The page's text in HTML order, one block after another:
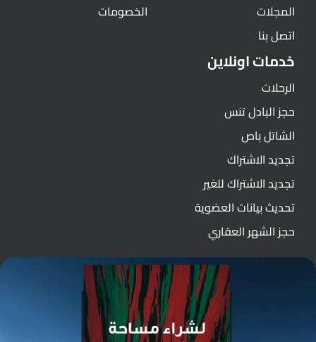
المجلات
اتصل بنا
الخصومات
خدمات اونلاين
الرحلات
حجز البادل تنس
الشاتل باص
تجديد الاشتراك
تجديد الاشتراك للغير
تحديث بيانات العضوية
حجز الشهر العقاري